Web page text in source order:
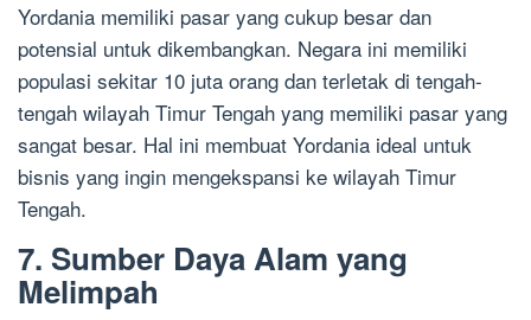
Yordania memiliki pasar yang cukup besar dan
potensial untuk dikembangkan. Negara ini memiliki
populasi sekitar 10 juta orang dan terletak di tengah-
tengah wilayah Timur Tengah yang memiliki pasar yang
sangat besar. Hal ini membuat Yordania ideal untuk
bisnis yang ingin mengekspansi ke wilayah Timur
Tengah.
7. Sumber Daya Alam yang
Melimpah